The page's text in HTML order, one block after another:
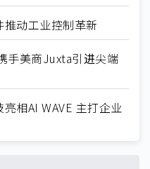
动工业控制革新
手美商Juxta引进尖端
相AI WAVE 主打企业